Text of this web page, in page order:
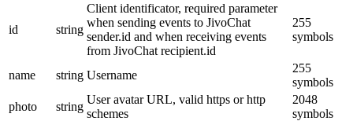
id string
Client identificator, required parameter
when sending events to JivoChat
sender.id and when receiving events
from JivoChat recipient.id
255
symbols
name string Username
255
symbols
photo
string
User avatar URL, valid https or http
schemes
2048
symbols